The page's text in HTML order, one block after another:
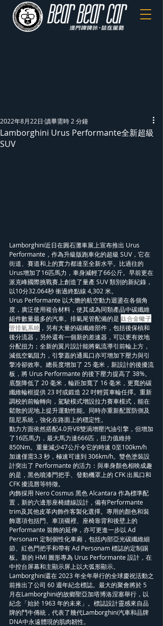
Lamborghini Urus Performante全新超級
SUV
2022年8月22日 讀畢需時 2 分鐘
Lamborghini近日在圓石灘車展上宣布推出 Urus
Performante，作為升級版跑車化的超級 SUV，它在
街道、賽道和上的實力都達至全新水平。比過往的
Urus增加了16匹馬力，車身減輕了66公斤。早前更在
派克峰國際挑戰賽上創造了量產 SUV 類別的新紀錄，
以10分32.064秒 衝過終點線 4,302 米。
Urus Performante 以大膽的航空動力迴盪在各個角
度，廣泛使用複合材料，使其成為同類產品中碳纖維
組件數量最多的汽車。排氣尾管配備的是 鈦合金蠍子
管排氣系統 ，另有大量的碳纖維部件，包括後保槓和
後分流器，另外還有一個新的差速器，可以更有效地
分配扭力；全新的翼片設計能將氣流導引前輪上方，
減低空氣阻力，引擎蓋的通風口亦可增加下壓力與引
擎冷卻效率。總長度增加了 25 毫米，新設計的後擾流
板，將 Urus Performante 的後下壓力提高了 38%。
底盤降低了 20 毫米，輪距加寬了 16 毫米，更寬的碳
纖維輪框提供 23 吋或鍛造 22 吋輕質車輪任擇。重新
調校的前輪轉向，駕駛模式增設拉力賽車模式，能在
鬆散的泥地上提升運動性能。同時亦重新配置防側及
阻尼系統，強化在路面上的穩定性。
動力方面依然搭配4.0升V8雙渦增壓汽油引擎，但增加
了16匹馬力，最大馬力達666匹，扭力值維持
850Nm。重量減少47公斤令它的時速 0至100km/h
加速僅需3.3 秒，極速可達到 306km/h。雙色塗裝設
計突出了 Performante 的活力：與車身顏色相映成趣
的是，黑色噴漆門把手、發動機罩上的 CFK 出風口和
CFK 擾流唇等特徵。
內飾採用 Nero Cosmus 黑色 Alcantara 作為標準配
置，新的六邊形座椅縫線設計，備有Performante
trim及其他皮革內飾作客製化選擇。專用的顏色和裝
飾選項包括門、車頂襯裡、座椅靠背和後壁上的
Performante 裝飾的延伸，亦可更進一步以 Ad
Personam 定制個性化車廂，包括內部亞光碳纖維細
節、紅色門把手和帶有 Ad Personam 標誌的定制踢
板。新的 HMI 圖形專為 Urus Performante 設計，在
中控台屏幕和主顯示屏上以大弧形顯示。
Lamborghini還在 2023 年全年舉行的全球慶祝活動之
前推出了公司 60 週年紀念標誌。最大的聚會將於 5
月在Lamborghini的故鄉聖亞加塔博洛涅塞舉行，以
紀念「始於 1963 年的未來」。標誌設計靈感來自品
牌的鬥牛傳統，代表了幾代Lamborghini汽車和品牌
DNA中永遠體現的肌肉韌性。